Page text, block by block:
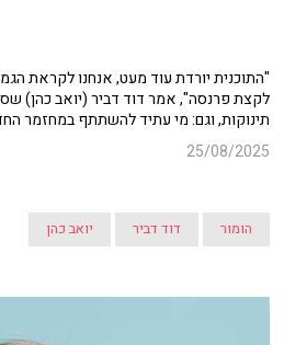
"התוכנית יורדת עוד מעט, אנחנו לקראת
לקצת פרנסה", אמר דוד דביר (יואב כהן)
תינוקות, וגם: מי עתיד להשתתף במחזמר
25/08/2025
הומור דוד דביר יואב כהן